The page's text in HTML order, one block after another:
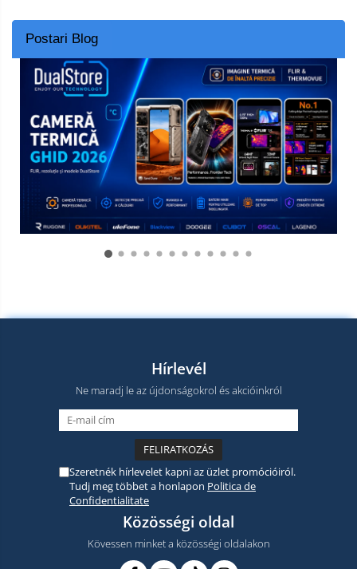
Postari Blog
Hírlevél
Ne maradj le az újdonságokrol és akcióinkról
Szeretnék hírlevelet kapni az üzlet promócióiról.
Tudj meg többet a honlapon Politica de
Confidentialitate
Közösségi oldal
Kövessen minket a közösségi oldalakon